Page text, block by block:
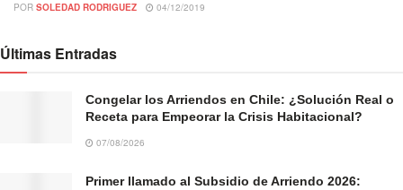
POR SOLEDAD RODRIGUEZ 04/12/2019
Últimas Entradas
Congelar los Arriendos en Chile: ¿Solución Real o
Receta para Empeorar la Crisis Habitacional?
07/08/2026
Primer llamado al Subsidio de Arriendo 2026: